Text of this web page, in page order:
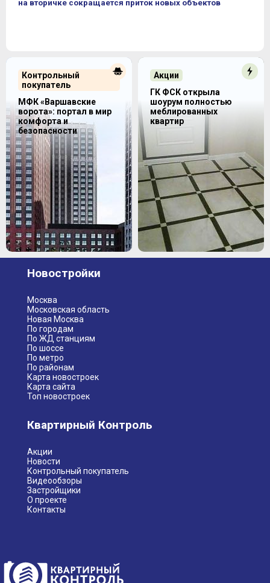
на вторичке сокращается приток новых объектов
Контрольный
покупатель
МФК «Варшавские
ворота»: портал в мир
комфорта и
безопасности
Акции
ГК ФСК открыла
шоурум полностью
меблированных
квартир
Новостройки
Москва
Московская область
Новая Москва
По городам
По ЖД станциям
По шоссе
По метро
По районам
Карта новостроек
Карта сайта
Топ новостроек
Квартирный Контроль
Акции
Новости
Контрольный покупатель
Видеообзоры
Застройщики
О проекте
Контакты